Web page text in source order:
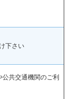
下さい
共交通機関のご利